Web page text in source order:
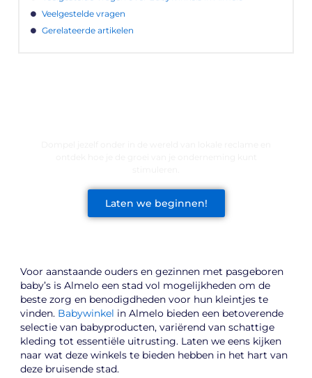
Voor aanstaande ouders en gezinnen met pasgeboren
baby’s is Almelo een stad vol mogelijkheden om de
beste zorg en benodigdheden voor hun kleintjes te
vinden. Babywinkel in Almelo bieden een betoverende
selectie van babyproducten, variërend van schattige
kleding tot essentiële uitrusting. Laten we eens kijken
naar wat deze winkels te bieden hebben in het hart van
deze bruisende stad.
Veelgestelde vragen
Gerelateerde artikelen
Laten we beginnen!